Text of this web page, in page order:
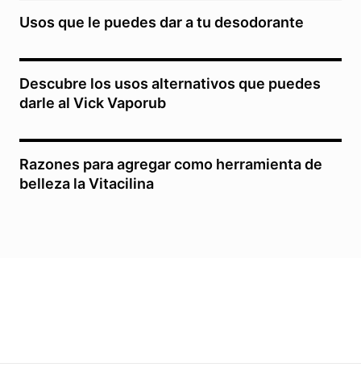
Usos que le puedes dar a tu desodorante
Descubre los usos alternativos que puedes
darle al Vick Vaporub
Razones para agregar como herramienta de
belleza la Vitacilina